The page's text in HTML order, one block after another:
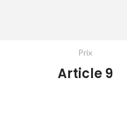
Prix
Article 9